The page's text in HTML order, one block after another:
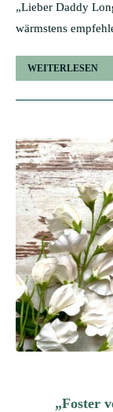
„Lieber Daddy
wärmstens
WEITERLESEN
„Foster